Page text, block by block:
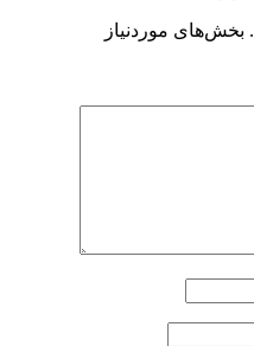
بخش‌های موردنیاز